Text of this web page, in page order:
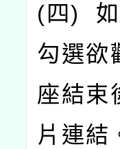
( 四)
勾選欲
座結束
片連結